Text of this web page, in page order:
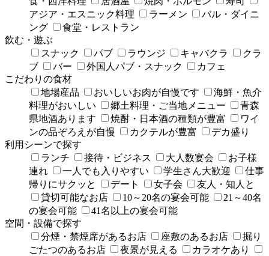
アジア・エスニック料理
ラーメン
バル・ダイニ
ング
食堂・レストラン
飲む・遊ぶ
スナック
パブ ラウンジ キャバクラ
クラ
ブ
バー 外国人パブ・スナック
カフェ
こだわりの食材
地場産品
おいしいお肉が自慢です
海鮮・魚介
料理がおいしい
郷土料理・ご当地メニュー
青森
県地酒あります
焼酎・日本酒の種類が豊富
ワイ
ンの品ぞろえが自慢
カクテルが豊富
デカ盛り
利用シーンで探す
ランチ
接待・ビジネス 大人数宴会
お子様
連れ
一人でも入りやすい 学生さん大歓迎
仕事
帰りにサクッと
デート 女子会
友人・知人と
貸切可能なお店
10～20名の宴会可能
21～40名
の宴会可能
41名以上の宴会可能
空間・設備で探す
分煙・禁煙席があるお店
座敷のあるお店
掘り
ごたつのあるお店
夜景が見える
カラオケあり